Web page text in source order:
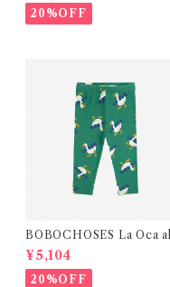
20%OFF
BOBOCHOSES La Oca all
over leggings / 12・24m
¥5,104
20%OFF